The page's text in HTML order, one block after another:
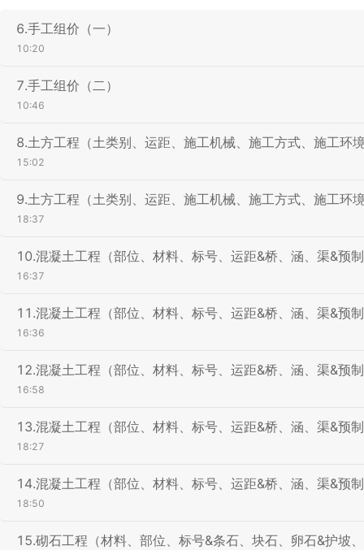
6.手工组价（一）
10:20
7.手工组价（二）
10:46
8.土方工程（土类别、运距、施工机械、施工方式、施工环
15:02
9.土方工程（土类别、运距、施工机械、施工方式、施工环
18:37
10.混凝土工程（部位、材料、标号、运距&桥、涵、渠&预
16:37
11.混凝土工程（部位、材料、标号、运距&桥、涵、渠&预
16:36
12.混凝土工程（部位、材料、标号、运距&桥、涵、渠&预
16:58
13.混凝土工程（部位、材料、标号、运距&桥、涵、渠&预
18:27
14.混凝土工程（部位、材料、标号、运距&桥、涵、渠&预
18:50
15.砌石工程（材料、部位、标号&条石、块石、卵石&护坡